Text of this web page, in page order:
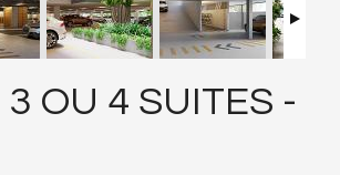
OU 4 SUITES -